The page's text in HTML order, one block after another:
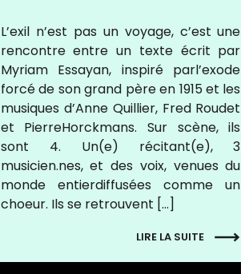
L’exil n’est pas un voyage, c’est une
rencontre entre un texte écrit par
Myriam Essayan, inspiré parl’exode
forcé de son grand père en 1915 et les
musiques d’Anne Quillier, Fred Roudet
et PierreHorckmans. Sur scène, ils
sont 4. Un(e) récitant(e), 3
musicien.nes, et des voix, venues du
monde entierdiffusées comme un
choeur. Ils se retrouvent […]
LIRE LA SUITE